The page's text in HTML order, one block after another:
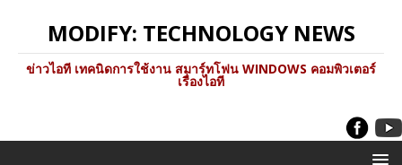
MODIFY: TECHNOLOGY NEWS
ข่าวไอที เทคนิดการใช้งาน สมาร์ทโฟน WINDOWS คอมพิวเตอร์
เรื่องไอที